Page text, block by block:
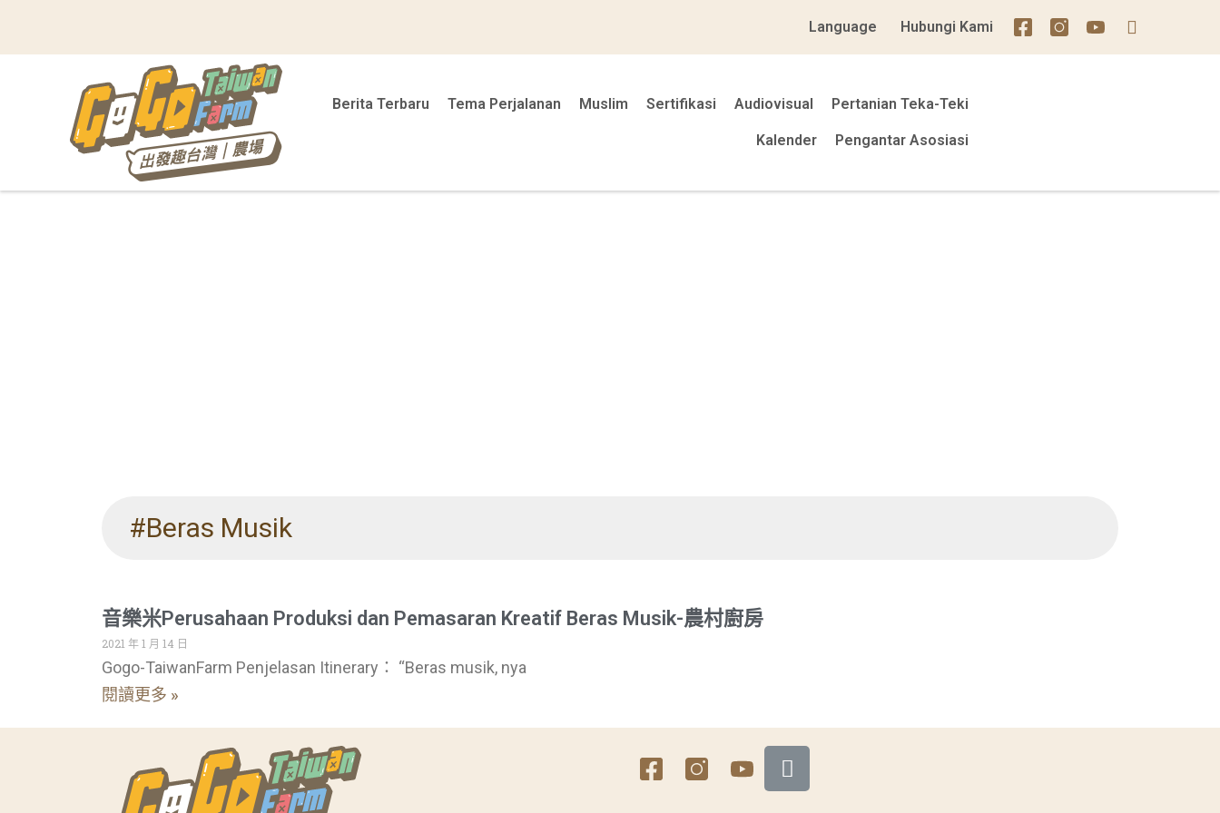
Language Hubungi Kami
Berita Terbaru Tema Perjalanan Muslim Sertifikasi Audiovisual Pertanian Teka-Teki
Kalender Pengantar Asosiasi
#Beras Musik
音樂米Perusahaan Produksi dan Pemasaran Kreatif Beras Musik-農村廚房
2021 年 1 月 14 日
Gogo-TaiwanFarm Penjelasan Itinerary： “Beras musik, nya
閱讀更多 »